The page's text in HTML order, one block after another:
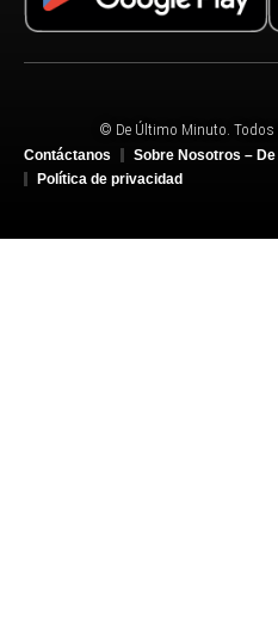
© De Último Minuto. Todos
Contáctanos
Sobre Nosotros –
Política de privacidad